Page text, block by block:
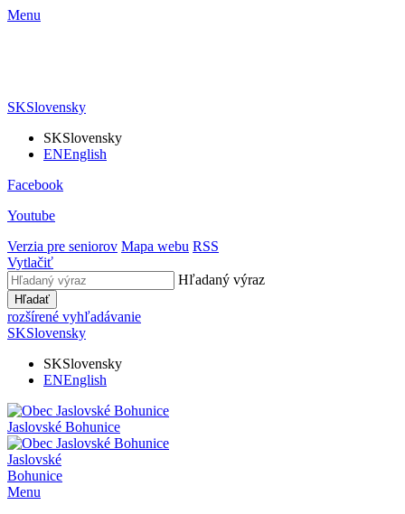
Menu
SKSlovensky
SKSlovensky
ENEnglish
Facebook
Youtube
Verzia pre seniorov Mapa webu RSS
Vytlačiť
Hľadaný výraz
Hľadať
rozšírené vyhľadávanie
SKSlovensky
SKSlovensky
ENEnglish
Jaslovské Bohunice
Jaslovské
Bohunice
Menu